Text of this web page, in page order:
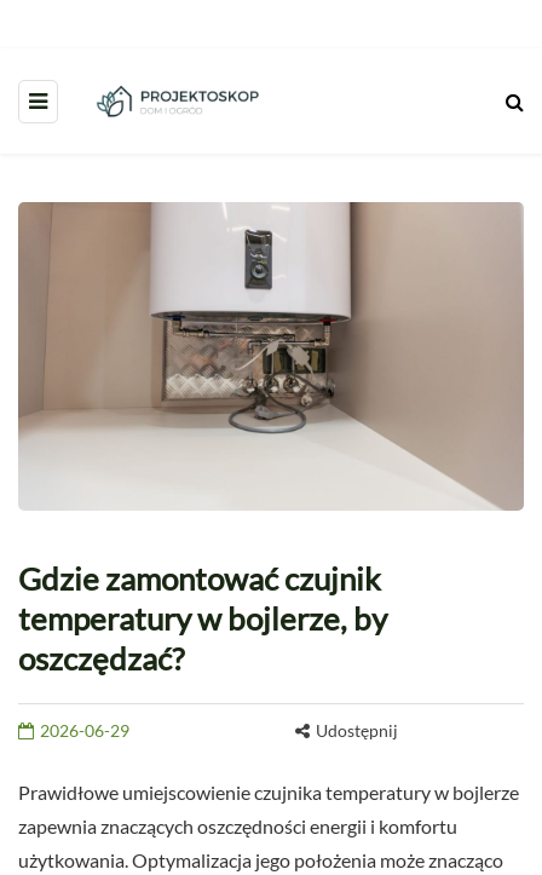
Gdzie zamontować czujnik
temperatury w bojlerze, by
oszczędzać?
2026-06-29 Udostępnij
Prawidłowe umiejscowienie czujnika temperatury w bojlerze
zapewnia znaczących oszczędności energii i komfortu
użytkowania. Optymalizacja jego położenia może znacząco